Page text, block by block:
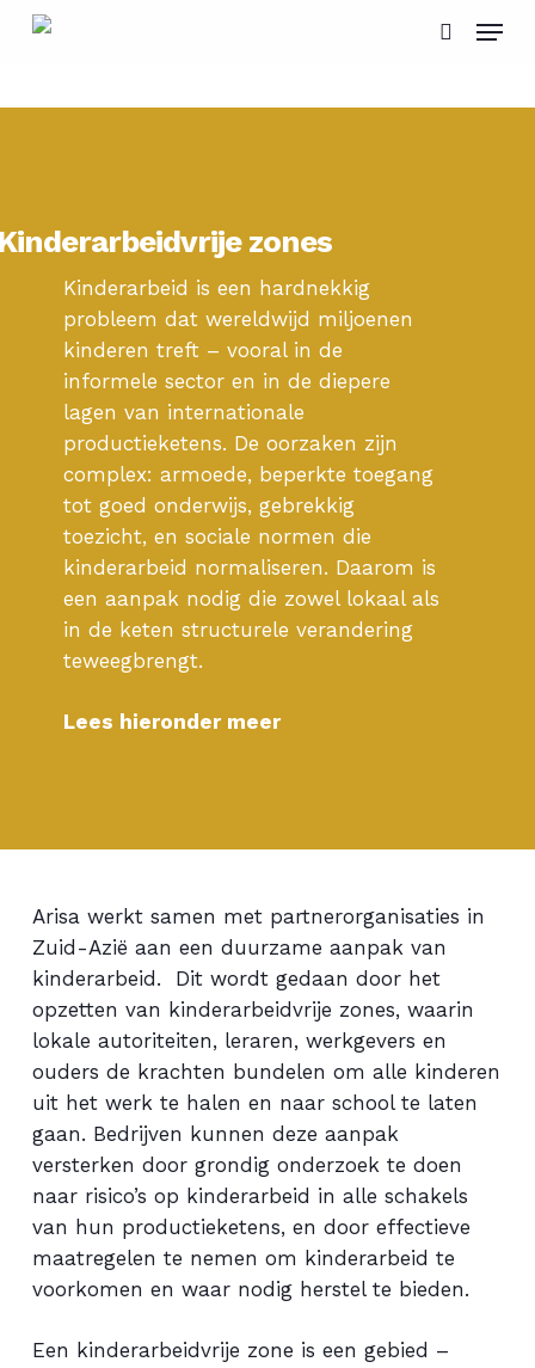
Skip
content
Menu
zones
Kinderarbeid is een hardnekkig
probleem dat wereldwijd miljoenen
kinderen treft – vooral in de
informele sector en in de diepere
lagen van internationale
productieketens. De oorzaken zijn
complex: armoede, beperkte toegang
tot goed onderwijs, gebrekkig
toezicht, en sociale normen die
kinderarbeid normaliseren. Daarom is
een aanpak nodig die zowel lokaal als
in de keten structurele verandering
teweegbrengt.
Lees hieronder meer
Arisa werkt samen met partnerorganisaties in
Zuid-Azië aan een duurzame aanpak van
kinderarbeid. Dit wordt gedaan door het
opzetten van kinderarbeidvrije zones, waarin
lokale autoriteiten, leraren, werkgevers en
ouders de krachten bundelen om alle kinderen
uit het werk te halen en naar school te laten
gaan. Bedrijven kunnen deze aanpak
versterken door grondig onderzoek te doen
naar risico’s op kinderarbeid in alle schakels
van hun productieketens, en door effectieve
maatregelen te nemen om kinderarbeid te
voorkomen en waar nodig herstel te bieden.
Een kinderarbeidvrije zone is een gebied –